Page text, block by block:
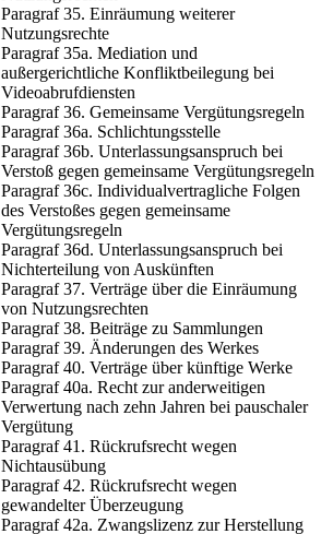
Paragraf 35. Einräumung weiterer
Nutzungsrechte
Paragraf 35a. Mediation und
außergerichtliche Konfliktbeilegung bei
Videoabrufdiensten
Paragraf 36. Gemeinsame Vergütungsregeln
Paragraf 36a. Schlichtungsstelle
Paragraf 36b. Unterlassungsanspruch bei
Verstoß gegen gemeinsame Vergütungsregeln
Paragraf 36c. Individualvertragliche Folgen
des Verstoßes gegen gemeinsame
Vergütungsregeln
Paragraf 36d. Unterlassungsanspruch bei
Nichterteilung von Auskünften
Paragraf 37. Verträge über die Einräumung
von Nutzungsrechten
Paragraf 38. Beiträge zu Sammlungen
Paragraf 39. Änderungen des Werkes
Paragraf 40. Verträge über künftige Werke
Paragraf 40a. Recht zur anderweitigen
Verwertung nach zehn Jahren bei pauschaler
Vergütung
Paragraf 41. Rückrufsrecht wegen
Nichtausübung
Paragraf 42. Rückrufsrecht wegen
gewandelter Überzeugung
Paragraf 42a. Zwangslizenz zur Herstellung